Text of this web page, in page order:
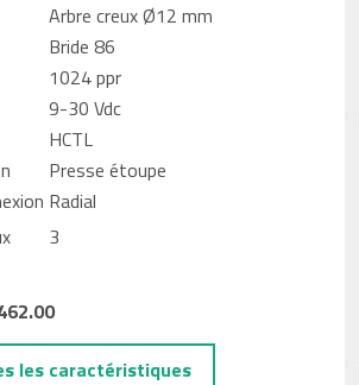
Arbre creux Ø12 mm
Bride 86
1024 ppr
9-30 Vdc
HCTL
Presse étoupe
Radial
3
les caractéristiques